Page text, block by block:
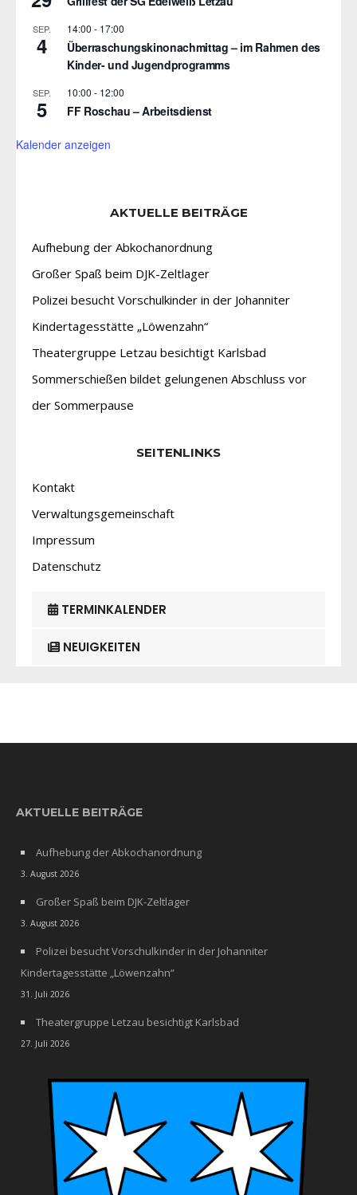
SEP.
4
14:00 - 17:00
Überraschungskinonachmittag – im Rahmen des
Kinder- und Jugendprogramms
SEP.
5
10:00 - 12:00
FF Roschau – Arbeitsdienst
Kalender anzeigen
AKTUELLE BEITRÄGE
Aufhebung der Abkochanordnung
Großer Spaß beim DJK-Zeltlager
Polizei besucht Vorschulkinder in der Johanniter
Kindertagesstätte „Löwenzahn“
Theatergruppe Letzau besichtigt Karlsbad
Sommerschießen bildet gelungenen Abschluss vor
der Sommerpause
SEITENLINKS
Kontakt
Verwaltungsgemeinschaft
Impressum
Datenschutz
TERMINKALENDER
NEUIGKEITEN
AKTUELLE BEITRÄGE
Aufhebung der Abkochanordnung
3. August 2026
Großer Spaß beim DJK-Zeltlager
3. August 2026
Polizei besucht Vorschulkinder in der Johanniter
Kindertagesstätte „Löwenzahn“
31. Juli 2026
Theatergruppe Letzau besichtigt Karlsbad
27. Juli 2026